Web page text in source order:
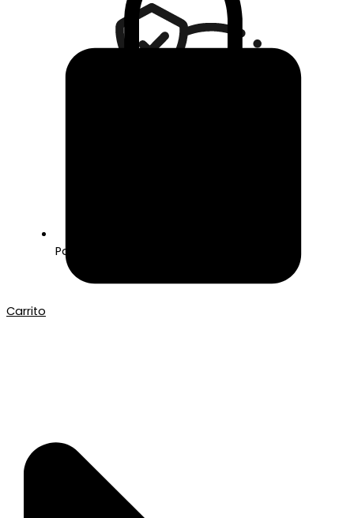
Carrito
Pago seguro con Tarjeta o Bizum